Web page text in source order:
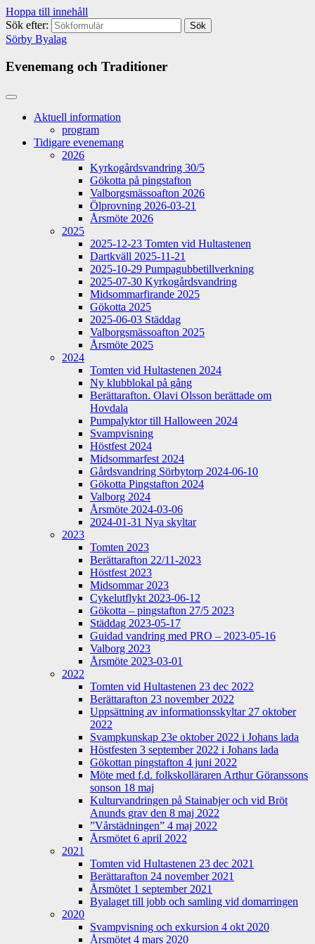
Hoppa till innehåll
Sök efter:
Sörby Byalag
Evenemang och Traditioner
Aktuell information
program
Tidigare evenemang
2026
Kyrkogårdsvandring 30/5
Gökotta på pingstafton
Valborgsmässoafton 2026
Ölprovning 2026-03-21
Årsmöte 2026
2025
2025-12-23 Tomten vid Hultastenen
Dartkväll 2025-11-21
2025-10-29 Pumpagubbetillverkning
2025-07-30 Kyrkogårdsvandring
Midsommarfirande 2025
Gökotta 2025
2025-06-03 Städdag
Valborgsmässoafton 2025
Årsmöte 2025
2024
Tomten vid Hultastenen 2024
Ny klubblokal på gång
Berättarafton. Olavi Olsson berättade om
Hovdala
Pumpalyktor till Halloween 2024
Svampvisning
Höstfest 2024
Midsommarfest 2024
Gårdsvandring Sörbytorp 2024-06-10
Gökotta Pingstafton 2024
Valborg 2024
Årsmöte 2024-03-06
2024-01-31 Nya skyltar
2023
Tomten 2023
Berättarafton 22/11-2023
Höstfest 2023
Midsommar 2023
Cykelutflykt 2023-06-12
Gökotta – pingstafton 27/5 2023
Städdag 2023-05-17
Guidad vandring med PRO – 2023-05-16
Valborg 2023
Årsmöte 2023-03-01
2022
Tomten vid Hultastenen 23 dec 2022
Berättarafton 23 november 2022
Uppsättning av informationsskyltar 27 oktober
2022
Svampkunskap 23e oktober 2022 i Johans lada
Höstfesten 3 september 2022 i Johans lada
Gökottan pingstafton 4 juni 2022
Möte med f.d. folkskolläraren Arthur Göranssons
sonson 18 maj
Kulturvandringen på Stainabjer och vid Bröt
Anunds grav den 8 maj 2022
”Vårstädningen” 4 maj 2022
Årsmötet 6 april 2022
2021
Tomten vid Hultastenen 23 dec 2021
Berättarafton 24 november 2021
Årsmötet 1 september 2021
Byalaget till jobb och samling vid domarringen
2020
Svampvisning och exkursion 4 okt 2020
Årsmötet 4 mars 2020